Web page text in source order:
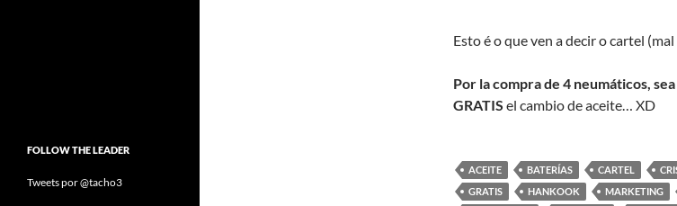
Esto é o que ven a decir o cartel (mal
Por la compra de 4 neumáticos,
GRATIS el cambio de aceite… XD
ACEITE BATERÍAS CARTEL
GRATIS
HANKOOK MARKETING
FOLLOW THE LEADER
Tweets por @tacho3